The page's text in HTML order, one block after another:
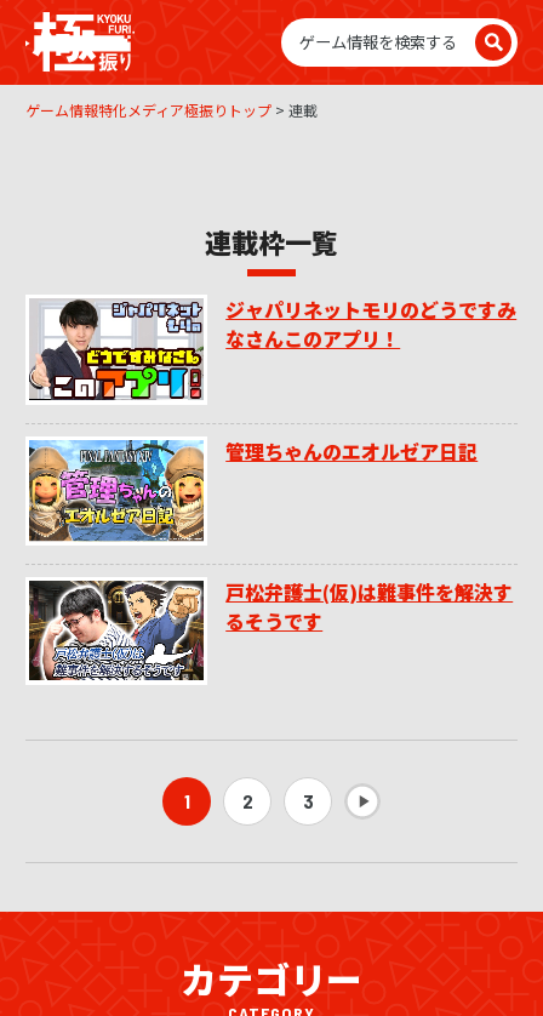
PC
PS4
Switch
スマホ
ゲーム情報特化メディア極振りトップ > 連載
連載枠一覧
ジャパリネットモリのどうですみ
なさんこのアプリ！
管理ちゃんのエオルゼア日記
戸松弁護士(仮)は難事件を解決す
るそうです
1 2 3
カテゴリー